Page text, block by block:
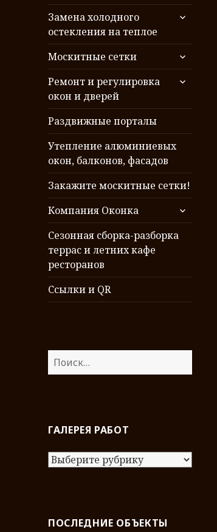
Замена холодного
остекления на теплое
раскрыть
меню
Москитные сетки
раскрыть
дочернее
меню
Ремонт и регулировка
окон и дверей
раскрыть
меню
Раздвижные порталы
Утепление алюминиевых
окон, балконов, фасадов
Закажите москитные сетки!
Компания Оконка
раскрыть
дочернее
меню
Сезонная сборка-разборка
террас и летних кафе
ресторанов
Ссылки и QR
Н
а
:ГАЛЕРЕЯ РАБОТ
Г
р
ПОСЛЕДНИЕ ОБЪЕКТЫ